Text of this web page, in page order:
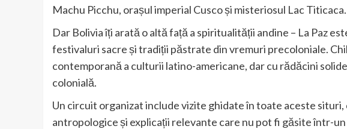
Machu Picchu, orașul imperial Cusco și misteriosul Lac Titicaca.
Dar Bolivia îți arată o altă față a spiritualității andine – La Paz
festivaluri sacre și tradiții păstrate din vremuri precoloniale.
contemporană a culturii latino-americane, dar cu rădăcini
colonială.
Un circuit organizat include vizite ghidate în toate aceste
antropologice și explicații relevante care nu pot fi găsite într-un